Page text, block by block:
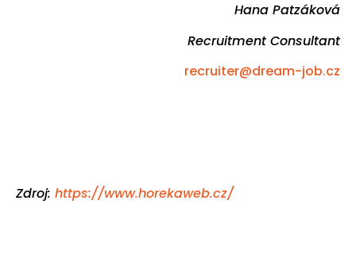
Hana Patzáková
Recruitment Consultant
recruiter@dream-job.cz
Zdroj: https://www.horekaweb.cz/